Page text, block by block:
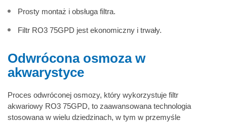
Prosty montaż i obsługa filtra.
Filtr RO3 75GPD jest ekonomiczny i trwały.
Odwrócona osmoza w
akwarystyce
Proces odwróconej osmozy, który wykorzystuje filtr
akwariowy RO3 75GPD, to zaawansowana technologia
stosowana w wielu dziedzinach, w tym w przemyśle